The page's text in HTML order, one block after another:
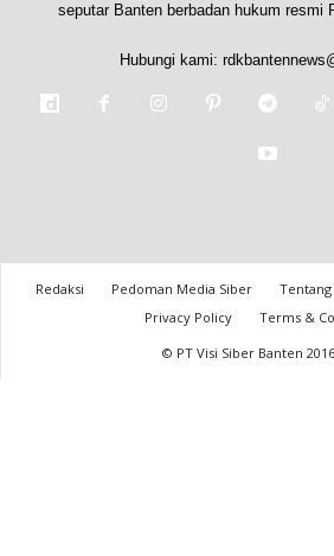
seputar Banten berbadan hukum resmi
Hubungi kami:
Redaksi Pedoman Media Siber Tentang
Privacy Policy
Terms &
© PT Visi Siber Banten